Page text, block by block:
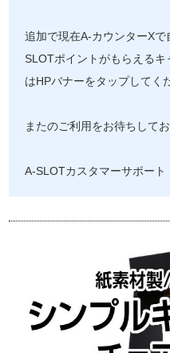
追加で現在A-カウンターX
SLOTポイントがもらえるキ
はHPバナーをタップしてく
またのご利用をお待ちしてお
A-SLOTカスタマーサポート